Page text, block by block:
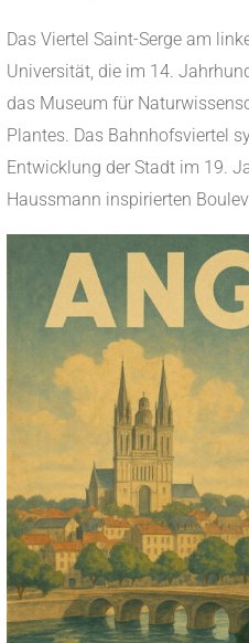
Das Viertel Saint-Serge am
Universität, die im 14.
das Museum für
Plantes. Das Bahnhofsviertel
Entwicklung der Stadt im 19.
Haussmann inspirierten